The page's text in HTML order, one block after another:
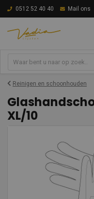
0512 52 40 40 Mail ons
Reinigen en schoonhouden
XL/10